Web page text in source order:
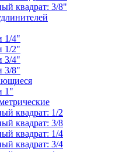
квадрат: 3/8"
1/4"
1/2"
3/4"
3/8"
1"
квадрат: 1/2
квадрат: 3/8
квадрат: 1/4
квадрат: 3/4